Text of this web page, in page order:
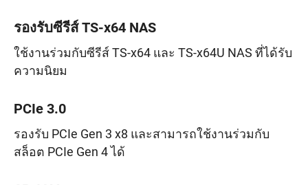
รองรับซีรีส์ TS-x64 NAS
ใช้งานร่วมกับซีรีส์ TS-x64 และ TS-x64U NAS ที่ได้รับ
ความนิยม
PCIe 3.0
รองรับ PCIe Gen 3 x8 และสามารถใช้งานร่วมกับ
สล็อต PCIe Gen 4 ได้